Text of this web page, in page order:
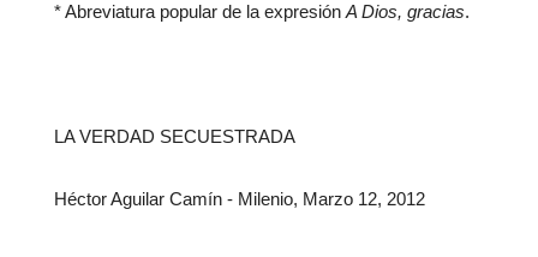
* Abreviatura popular de la expresión A Dios, gracias.
LA VERDAD SECUESTRADA
Héctor Aguilar Camín - Milenio, Marzo 12, 2012